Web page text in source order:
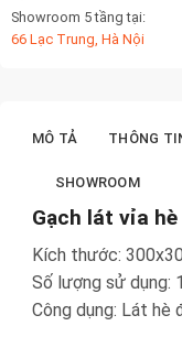
Showroom 5 tầng tại:
66 Lạc Trung, Hà Nội
MÔ TẢ THÔNG
SHOWROOM
Gạch lát vỉa
Kích thước:
Số lượng sử dụng:
Công dụng: Lát hè